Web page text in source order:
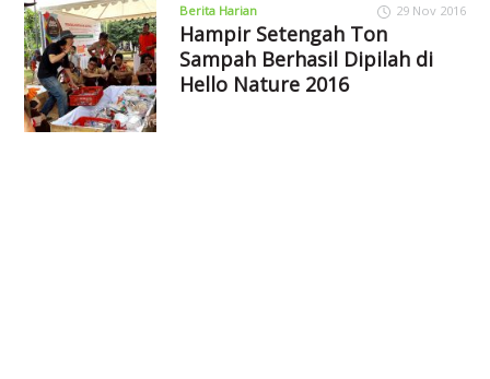
Berita Harian 29 Nov 2016
Hampir Setengah Ton
Sampah Berhasil Dipilah di
Hello Nature 2016